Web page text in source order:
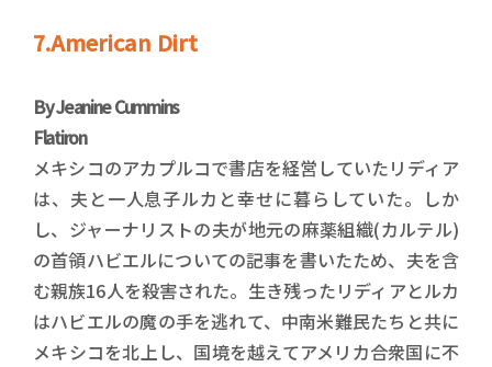
7.American Dirt
By Jeanine Cummins
Flatiron
メキシコのアカプルコで書店を経営していたリディア
は、夫と一人息子ルカと幸せに暮らしていた。しか
し、ジャーナリストの夫が地元の麻薬組織(カルテル)
の首領ハビエルについての記事を書いたため、夫を含
む親族16人を殺害された。生き残ったリディアとルカ
はハビエルの魔の手を逃れて、中南米難民たちと共に
メキシコを北上し、国境を越えてアメリカ合衆国に不